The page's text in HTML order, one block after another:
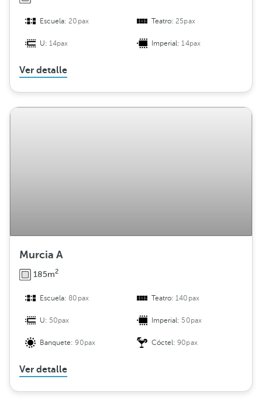
Escuela:20pax Teatro:25pax
U:14pax Imperial:14pax
Ver detalle
Murcia A
185m2
Escuela:80pax Teatro:140pax
U: 50pax Imperial: 50pax
Banquete:90pax Cóctel:90pax
Ver detalle